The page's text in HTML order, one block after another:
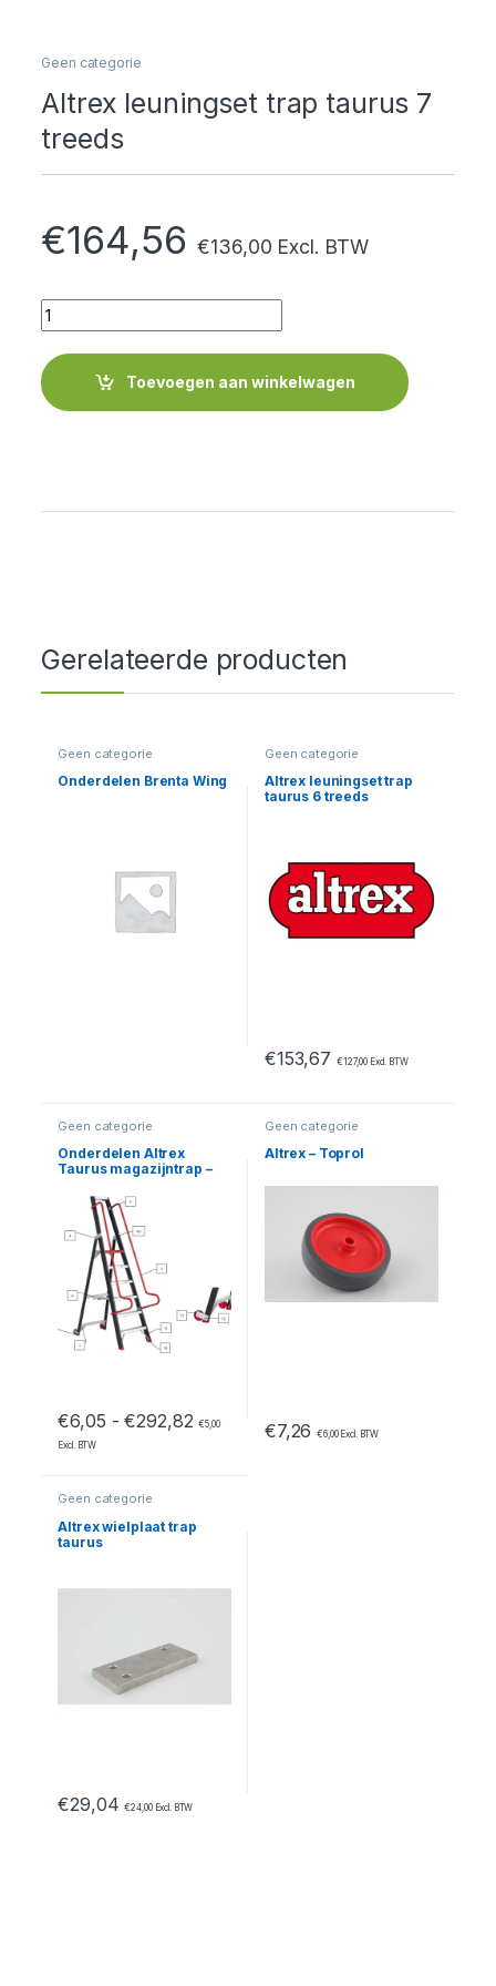
Geen categorie
Altrex leuningset trap taurus 7
treeds
€164,56 €136,00 Excl. BTW
Quantity
Toevoegen aan winkelwagen
Gerelateerde producten
Geen categorie
Onderdelen Brenta Wing
Geen categorie
Altrex leuningset trap
taurus 6 treeds
€153,67 €127,00Excl. BTW
Geen categorie
Onderdelen Altrex
Taurus magazijntrap –
€6,05 - €292,82Prijsklasse: €6,05 tot €292,82
€5,00
Excl. BTW
Geen categorie
Altrex – Toprol
€7,26 €6,00Excl. BTW
Geen categorie
Altrex wielplaat trap
taurus
€29,04 €24,00Excl. BTW